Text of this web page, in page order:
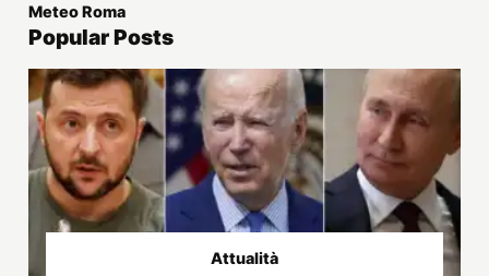
Meteo Roma
Popular Posts
Attualità